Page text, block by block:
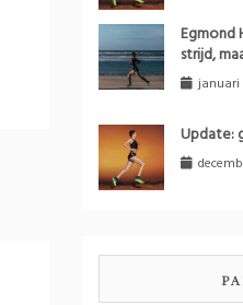
Egmond
strijd,
januari
Update: